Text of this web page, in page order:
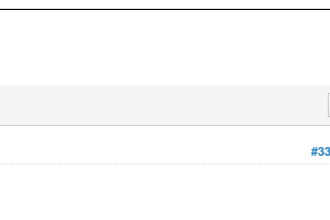
#33